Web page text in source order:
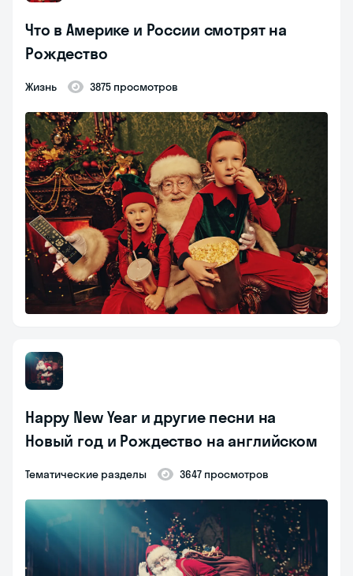
Что в Америке и России смотрят на
Рождество
Жизнь 3875 просмотров
Happy New Year и другие песни на
Новый год и Рождество на английском
Тематические разделы 3647 просмотров